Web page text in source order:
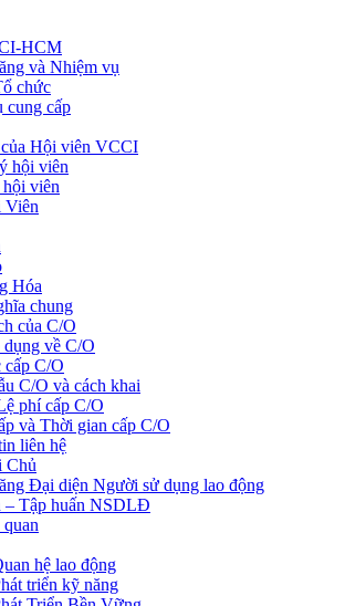
HCM
và Nhiệm vụ
chức
cung cấp
Hội viên VCCI
hội viên
viên
Viên
Hóa
chung
của C/O
dụng về C/O
cấp C/O
C/O và cách khai
phí cấp C/O
và Thời gian cấp C/O
liên hệ
Chủ
Đại diện Người sử dụng lao động
– Tập huấn NSDLĐ
hệ lao động
triển kỹ năng